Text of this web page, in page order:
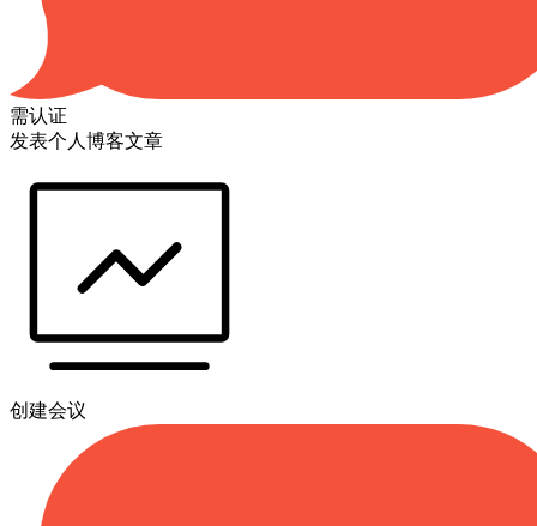
需认证
发表个人博客文章
创建会议